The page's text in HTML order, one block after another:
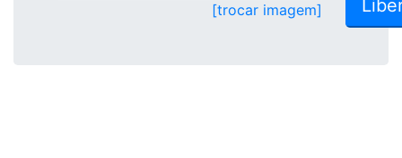
[trocar imagem]